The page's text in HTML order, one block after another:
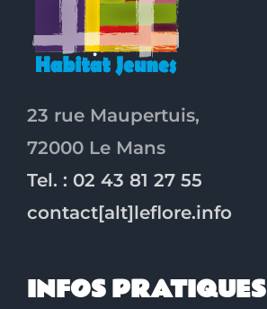
23 rue Maupertuis,
72000 Le Mans
Tel. : 02 43 81 27 55
contact[alt]leflore.info
INFOS PRATIQUES